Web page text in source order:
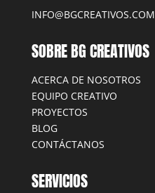
INFO@BGCREATIVOS.COM
SOBRE BG CREATIVOS
ACERCA DE NOSOTROS
EQUIPO CREATIVO
PROYECTOS
BLOG
CONTÁCTANOS
SERVICIOS